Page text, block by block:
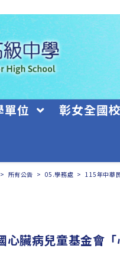
單位 彰女全國
> 所有公告 > 05.學務處 > 115年中華
臟病兒童基金會「